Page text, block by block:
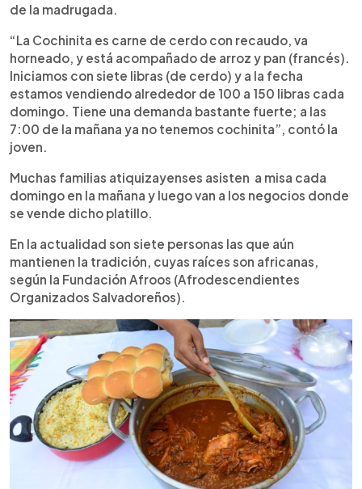
de la madrugada.
“La Cochinita es carne de cerdo con recaudo, va
horneado, y está acompañado de arroz y pan (francés).
Iniciamos con siete libras (de cerdo) y a la fecha
estamos vendiendo alrededor de 100 a 150 libras cada
domingo. Tiene una demanda bastante fuerte; a las
7:00 de la mañana ya no tenemos cochinita”, contó la
joven.
Muchas familias atiquizayenses asisten a misa cada
domingo en la mañana y luego van a los negocios donde
se vende dicho platillo.
En la actualidad son siete personas las que aún
mantienen la tradición, cuyas raíces son africanas,
según la Fundación Afroos (Afrodescendientes
Organizados Salvadoreños).